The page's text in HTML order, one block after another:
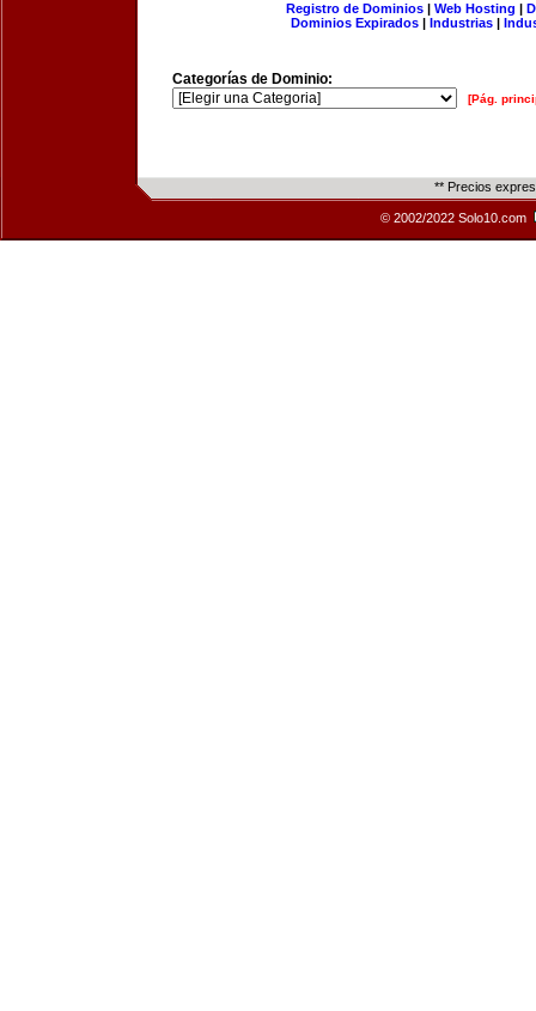
Registro de Dominios| Web Hosting |
Dominios Expirados | Industrias |
Categorías de Dominio:
[Pág.
** Precios
© 2002/2022 Solo10.com